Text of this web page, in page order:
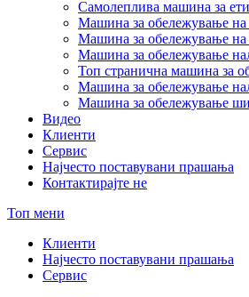
Самолеплива машина за
Машина за обележување на
Машина за обележување
Машина за обележување
Топ странична машина за
Машина за обележување
Машина за обележување
Видео
Клиенти
Сервис
Најчесто поставувани прашања
Контактирајте не
Топ мени
Клиенти
Најчесто поставувани прашања
Сервис